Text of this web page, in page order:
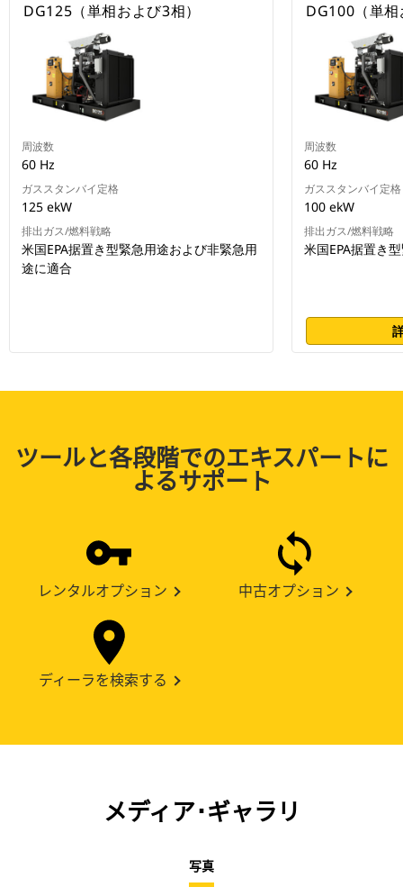
DG125（単相および3相）
周波数
60 Hz
ガススタンバイ定格
125 ekW
排出ガス/燃料戦略
米国EPA据置き型緊急用途および非緊急用
途に適合
DG100（単
周波数
60 Hz
ガススタンバイ定格
100 ekW
排出ガス/燃料戦略
米国EPA据置き
ツールと各段階でのエキスパートに
よるサポート
レンタルオプション 中古オプション
ディーラを検索する
メディア･ギャラリ
写真